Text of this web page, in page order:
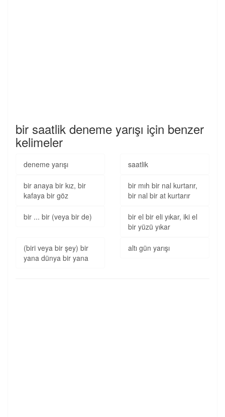
bir saatlik deneme yarışı için benzer
kelimeler
deneme yarışı saatlik
bir anaya bir kız, bir
kafaya bir göz
bir mıh bir nal kurtarır,
bir nal bir at kurtarır
bir ... bir (veya bir de)
bir el bir eli yıkar, iki el
bir yüzü yıkar
(biri veya bir şey) bir
yana dünya bir yana
altı gün yarışı